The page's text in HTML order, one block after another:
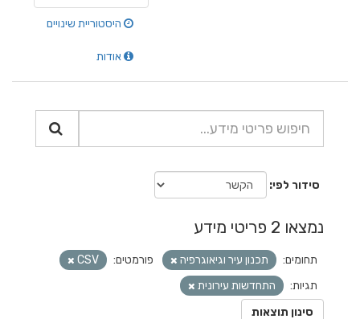
היסטוריית שינויים
אודות
סידור לפי
נמצאו 2 פריטי מידע
תחומים: תכנון עיר וגיאוגרפיה פורמטים:
CSV
תגיות:
התחדשות עירונית
סינון תוצאות